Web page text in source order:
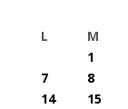
L
M
1
7
8
14
15